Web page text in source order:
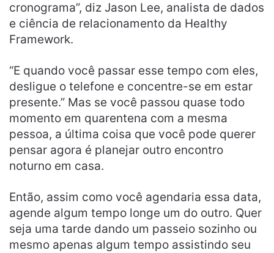
cronograma”, diz Jason Lee, analista de dados
e ciência de relacionamento da Healthy
Framework.
“E quando você passar esse tempo com eles,
desligue o telefone e concentre-se em estar
presente.” Mas se você passou quase todo
momento em quarentena com a mesma
pessoa, a última coisa que você pode querer
pensar agora é planejar outro encontro
noturno em casa.
Então, assim como você agendaria essa data,
agende algum tempo longe um do outro. Quer
seja uma tarde dando um passeio sozinho ou
mesmo apenas algum tempo assistindo seu